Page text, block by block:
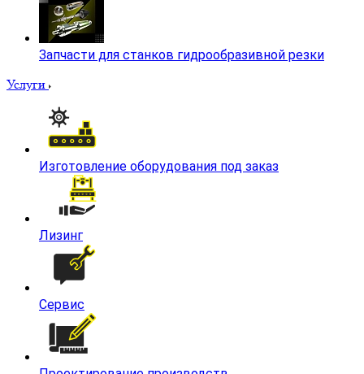
Запчасти для станков гидрообразивной резки
Услуги
Изготовление оборудования под заказ
Лизинг
Сервис